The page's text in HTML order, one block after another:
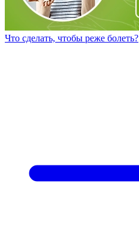
Что сделать, чтобы реже болеть?